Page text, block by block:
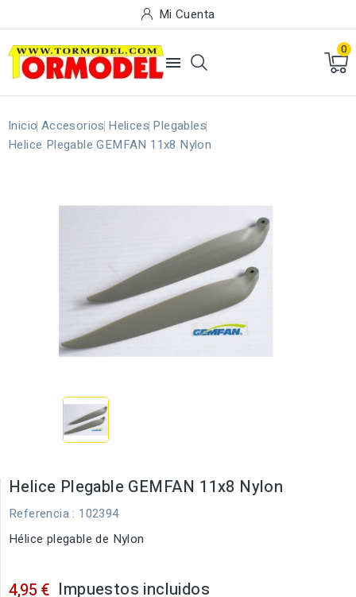
Mi Cuenta

0
Inicio Accesorios Helices Plegables
Helice Plegable GEMFAN 11x8 Nylon
Helice Plegable GEMFAN 11x8 Nylon
Referencia : 102394
Hélice plegable de Nylon
4,95 € Impuestos incluidos